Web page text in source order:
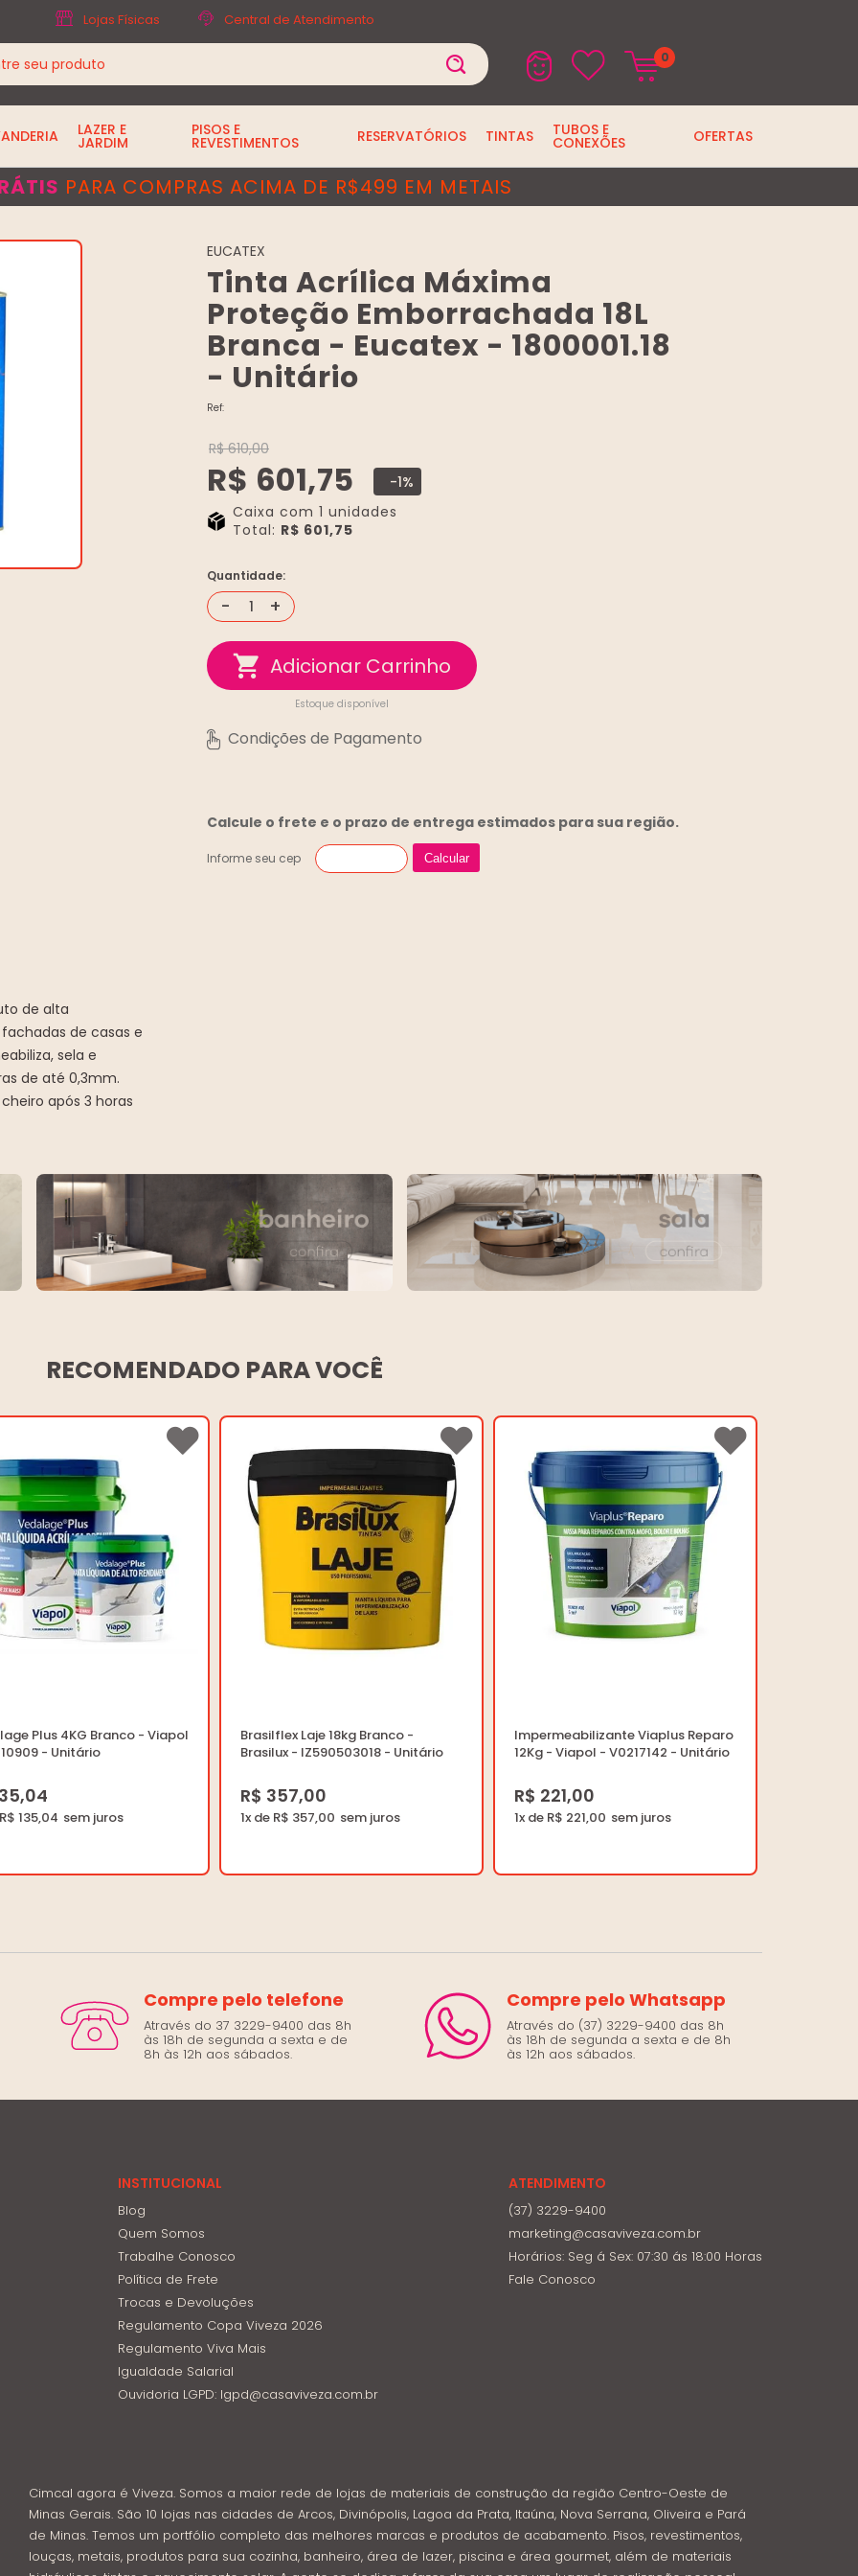
Lojas Físicas Central de Atendimento
0
LAZER E
JARDIM
PISOS E
REVESTIMENTOS RESERVATÓRIOS TINTAS TUBOS E
CONEXÕES OFERTAS
PARA COMPRAS ACIMA DE R$499 EM METAIS
EUCATEX
Tinta Acrílica Máxima
Proteção Emborrachada 18L
Branca - Eucatex - 1800001.18
- Unitário
Ref:
R$ 610,00
R$ 601,75
-1%
Caixa com 1 unidades
Total: R$ 601,75
Quantidade:
- +
Estoque disponível
Calcule o frete e o prazo de entrega estimados para sua região.
Informe seu cep Calcular
de alta
de casas e
sela e
de até 0,3mm.
após 3 horas
RECOMENDADO PARA VOCÊ
Plus 4KG Branco - Viapol
- Unitário
135,04
Brasilflex Laje 18kg Branco -
Brasilux - IZ590503018 - Unitário
R$ 357,00
1x de R$ 357,00
Impermeabilizante Viaplus Reparo
12Kg - Viapol - V0217142 - Unitário
R$ 221,00
1x de R$ 221,00
Compre pelo telefone
Através do 37 3229-9400 das 8h
às 18h de segunda a sexta e de
8h às 12h aos sábados.
Compre pelo Whatsapp
Através do (37) 3229-9400 das 8h
às 18h de segunda a sexta e de 8h
às 12h aos sábados.
INSTITUCIONAL
Blog
Quem Somos
Trabalhe Conosco
Política de Frete
Trocas e Devoluções
Regulamento Copa Viveza 2026
Regulamento Viva Mais
Igualdade Salarial
Ouvidoria LGPD: lgpd@casaviveza.com.br
ATENDIMENTO
(37) 3229-9400
marketing@casaviveza.com.br
Horários: Seg á Sex: 07:30 ás 18:00 Horas
Fale Conosco
Cimcal agora é Viveza. Somos a maior rede de lojas de materiais de construção da região Centro-Oeste de
Minas Gerais. São 10 lojas nas cidades de Arcos, Divinópolis, Lagoa da Prata, Itaúna, Nova Serrana, Oliveira e Pará
de Minas. Temos um portfólio completo das melhores marcas e produtos de acabamento. Pisos, revestimentos,
louças, metais, produtos para sua cozinha, banheiro, área de lazer, piscina e área gourmet, além de materiais